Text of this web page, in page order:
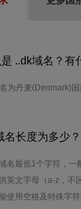
..dk域名？有
为丹麦(Denmark)国
名长度为多少
名最低1个字符，一
英文字母（a-z，不
使用空格及特殊字